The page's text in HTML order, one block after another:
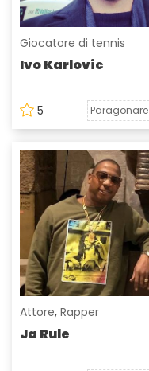
Giocatore di tennis
Ivo Karlovic
5 Paragonare
Attore, Rapper
Ja Rule